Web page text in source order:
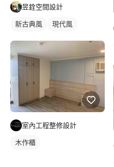
昱銓空間設計
新古典風
現代風
室內工程整修設計
木作櫃